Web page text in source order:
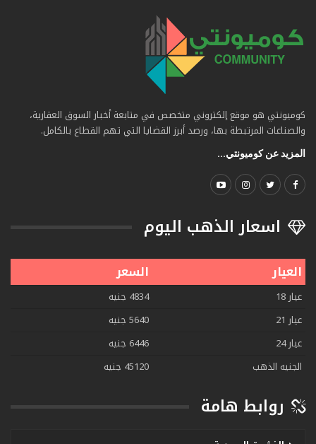
كوميونتي هو موقع إلكتروني متخصص في متابعة أخبار السوق العقارية،
والصناعات المرتبطة بها، ورصد أبرز القضايا التي تهم القطاع بالكامل.
المزيد عن كوميونتي...
اسعار الذهب اليوم
العيار السعر
عيار 18
4834 جنيه
عيار 21
5640 جنيه
عيار 24
6446 جنيه
الجنيه الذهب
45120 جنيه
روابط هامة